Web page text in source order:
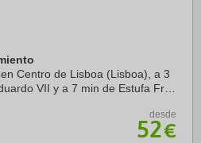
Centro de Lisboa (Lisboa), a 3
VII y a 7 min de Estufa Fria.
...
desde
52€